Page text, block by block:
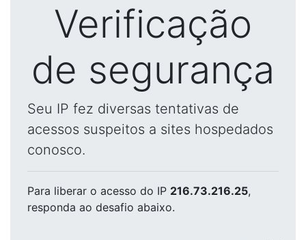
Verificação
de segurança
Seu IP fez diversas tentativas de
acessos suspeitos a sites hospedados
conosco.
Para liberar o acesso do IP 216.73.216.25,
responda ao desafio abaixo.